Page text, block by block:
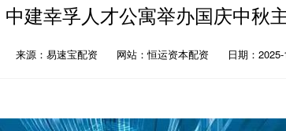
建幸孚人才公寓举办国庆中秋
来源：易速宝配资 网站：恒运资本配资 日期：